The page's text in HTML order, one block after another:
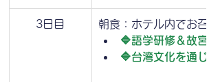
3日目
朝食：ホテル内でお召
🔷語学研修＆故宮
🔷台湾文化を通じ